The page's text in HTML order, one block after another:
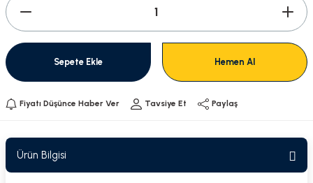
Sepete Ekle Hemen Al
Fiyatı Düşünce Haber Ver Tavsiye Et Paylaş
Ürün Bilgisi